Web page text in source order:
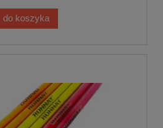
do koszyka